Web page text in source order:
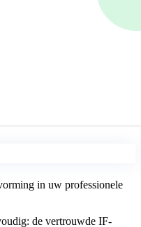
in uw professionele
de vertrouwde IF-